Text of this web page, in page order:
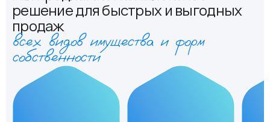
решение для быстрых и выгодных
продаж
всех видов имущества и форм
собственности